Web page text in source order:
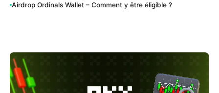
Airdrop Ordinals Wallet – Comment y être éligible ?